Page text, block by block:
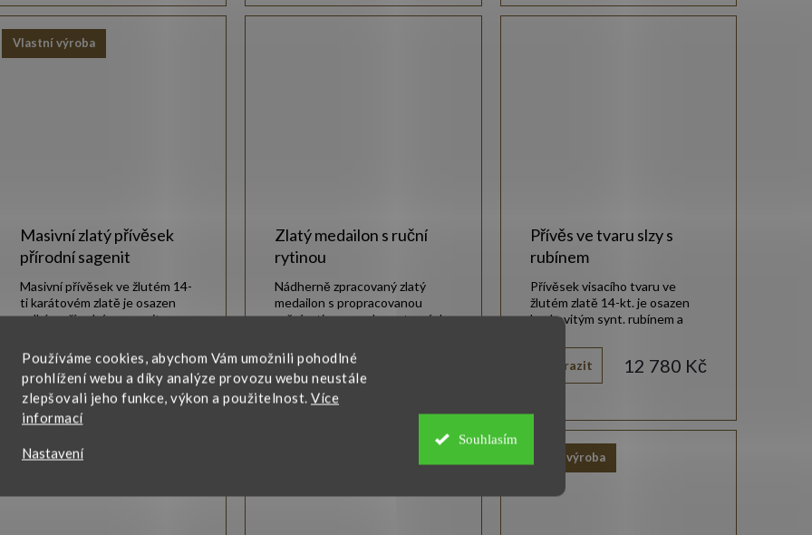
Používáme cookies, abychom Vám umožnili pohodlné
prohlížení webu a díky analýze provozu webu neustále
zlepšovali jeho funkce, výkon a použitelnost. Více
informací
Nastavení
Souhlasím
Vlastní výroba
Masivní zlatý přívěsek
přírodní sagenit
15 800 Kč
Zobrazit
Masivní přívěsek ve žlutém 14-
ti karátovém zlatě je osazen
velkým přírodním sagenitem.
Zlatý medailon s ruční
rytinou
Zobrazit
Nádherně zpracovaný zlatý
medailon s propracovanou
ruční rytinou na obou stranách
Přívěs ve tvaru slzy s
rubínem
12 780 Kč
Zobrazit
Přívěsek visacího tvaru ve
žlutém zlatě 14-kt. je osazen
kapkovitým synt. rubínem a
Vlastní výroba